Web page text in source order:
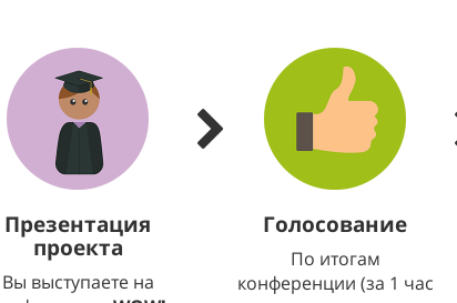
Презентация
проекта
Вы выступаете на
Голосование
По итогам
конференции (за 1 час